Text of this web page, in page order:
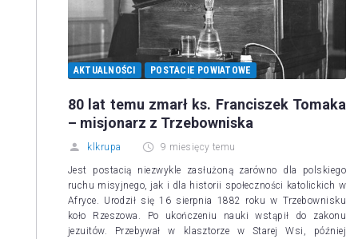
AKTUALNOŚCI POSTACIE POWIATOWE
80 lat temu zmarł ks. Franciszek Tomaka
– misjonarz z Trzebowniska
klkrupa 9 miesięcy temu
Jest postacią niezwykle zasłużoną zarówno dla polskiego
ruchu misyjnego, jak i dla historii społeczności katolickich w
Afryce. Urodził się 16 sierpnia 1882 roku w Trzebownisku
koło Rzeszowa. Po ukończeniu nauki wstąpił do zakonu
jezuitów. Przebywał w klasztorze w Starej Wsi, później